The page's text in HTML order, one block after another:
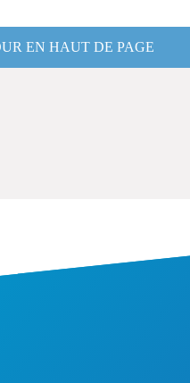
EN HAUT DE PAGE